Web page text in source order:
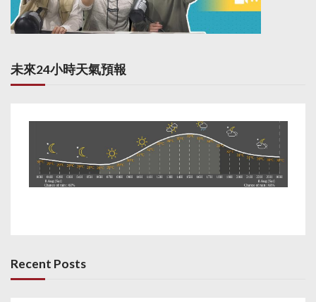
未來24小時天氣預報
Recent Posts